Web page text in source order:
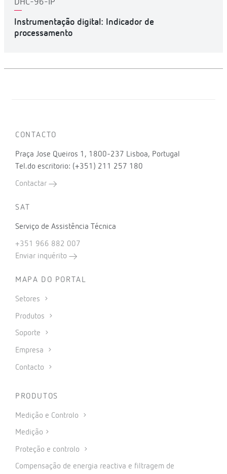
DHC-96-IP
Instrumentação digital: Indicador de
processamento
CONTACTO
Praça Jose Queiros 1, 1800-237 Lisboa, Portugal
Tel.do escritorio: (+351) 211 257 180
Contactar
SAT
Serviço de Assistência Técnica
+351 966 882 007
Enviar inquérito
MAPA DO PORTAL
Setores
Produtos
Soporte
Empresa
Contacto
PRODUTOS
Medição e Controlo
Medição
Proteção e controlo
Compensação de energia reactiva e filtragem de